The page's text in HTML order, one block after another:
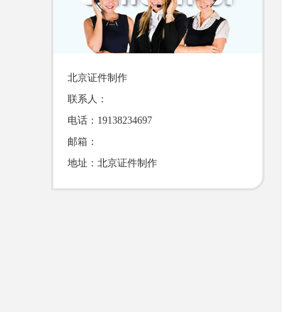
北京证件制作
联系人：
电话：19138234697
邮箱：
地址：北京证件制作